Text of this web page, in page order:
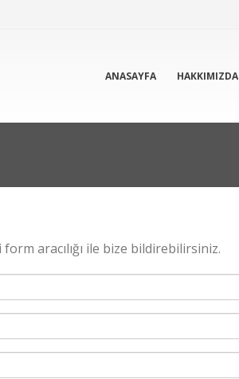
ANASAYFA HAKKIMIZDA
aracılığı ile bize bildirebilirsiniz.